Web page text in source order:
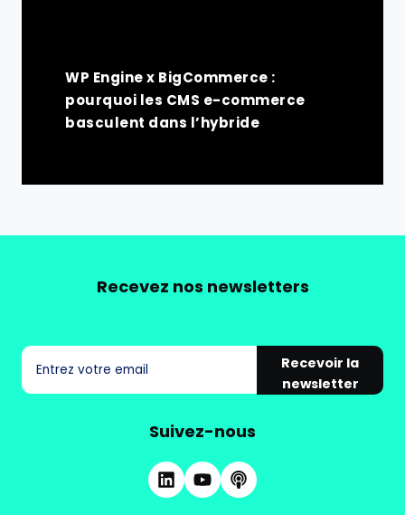
WP Engine x BigCommerce :
pourquoi les CMS e-commerce
basculent dans l’hybride
Recevez nos newsletters
Recevoir la
newsletter
Suivez-nous